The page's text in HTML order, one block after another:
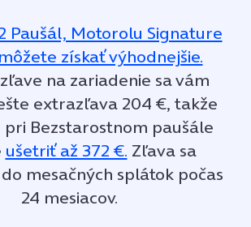
Paušál, Motorolu Signature
získať výhodnejšie.
na zariadenie sa vám
extrazľava 204 €, takže
Bezstarostnom paušále
ušetriť až 372 €. Zľava sa
mesačných splátok počas
24 mesiacov.